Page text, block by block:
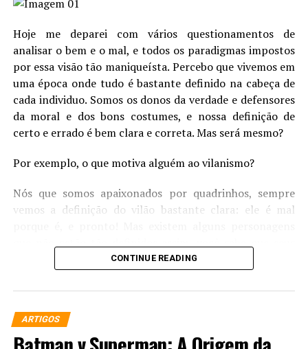
O sabre é quente o suficiente para derreter aço, e até
titânio maciço, em segundos.
Para atingir essa temperatura tão alta o sabre de luz
precisa de muita energia para recriar tamanha força.
Não dispondo de uma usina nuclear portátil, a opção
dos engenheiros foi usar gases altamente inflamáveis,
mochila protônica, como as usadas pelos
Quem não gostaria de ver isso nos cinemas?
Hoje me deparei com vários questionamentos de
analisar o bem e o mal, e todos os paradigmas impostos
por essa visão tão maniqueísta. Percebo que vivemos em
uma época onde tudo é bastante definido na cabeça de
cada individuo. Somos os donos da verdade e defensores
da moral e dos bons costumes, e nossa definição de
certo e errado é bem clara e correta. Mas será mesmo?
Por exemplo, o que motiva alguém ao vilanismo?
Nós que somos apaixonados por quadrinhos, sempre
vemos a definição do vilão bastante clara: ele é mal
atos são errados, mas no fundo você mesmo não
personagens:
CONTINUE READING
ARTIGOS